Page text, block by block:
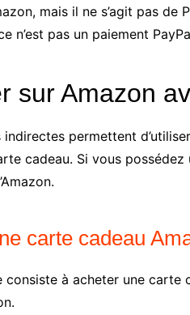
mais il ne s’agit pas de
n’est pas un paiement
sur Amazon
permettent
cadeau. Si vous
carte cadeau
consiste à acheter une carte